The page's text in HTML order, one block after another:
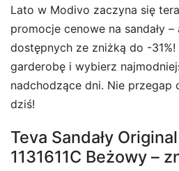
Lato w Modivo zaczyna się
promocje cenowe na sandały
dostępnych ze zniżką do -
garderobę i wybierz
nadchodzące dni. Nie przegap
dziś!
Teva Sandały
1131611C Beżowy –